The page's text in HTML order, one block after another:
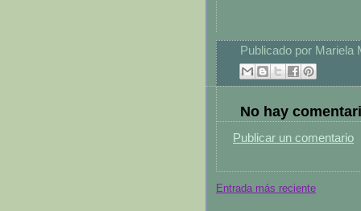
Publicado por Mariela
No hay
Publicar un comentario
Entrada más reciente